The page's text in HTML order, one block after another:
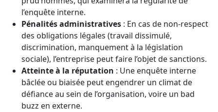
l’enquête interne.
Pénalités administratives : En cas de non-respect
des obligations légales (travail dissimulé,
discrimination, manquement à la législation
sociale), l’entreprise peut faire l’objet de sanctions.
Atteinte à la réputation : Une enquête interne
bâclée ou biaisée peut engendrer un climat de
défiance au sein de l’organisation, voire un bad
buzz en externe.